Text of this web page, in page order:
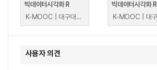
빅데이터시각화 R
K-MOOC | 대구대학교 윤상후
빅데이터시각화 R
사용자 의견